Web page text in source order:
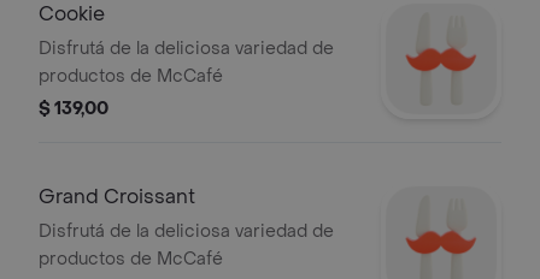
Cookie
Disfrutá de la deliciosa variedad de
productos de McCafé
$ 139,00
Grand Croissant
Disfrutá de la deliciosa variedad de
productos de McCafé